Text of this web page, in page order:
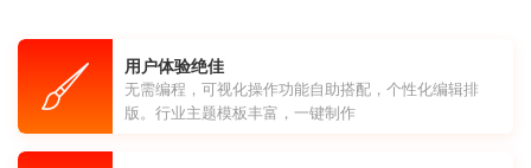
用户体验绝佳
无需编程，可视化操作功能自助搭配，个性化编辑排
版。行业主题模板丰富，一键制作